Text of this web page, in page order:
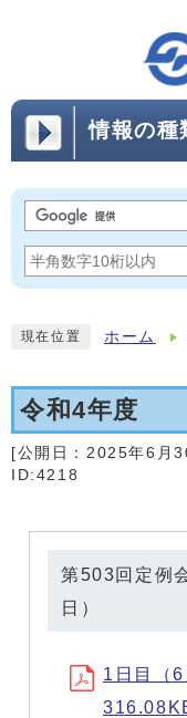
情報の種
現在位置 ホーム
令和4年度
[公開日： 2025年6月
ID:4218
第503回定例
日）
1日目（